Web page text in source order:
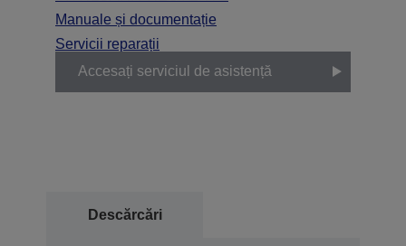
Manuale și documentație
Servicii reparații
Accesați serviciul de asistență
Descărcări